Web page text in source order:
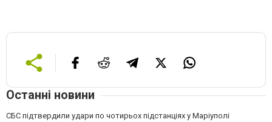
Останні новини
СБС підтвердили удари по чотирьох підстанціях у Маріуполі